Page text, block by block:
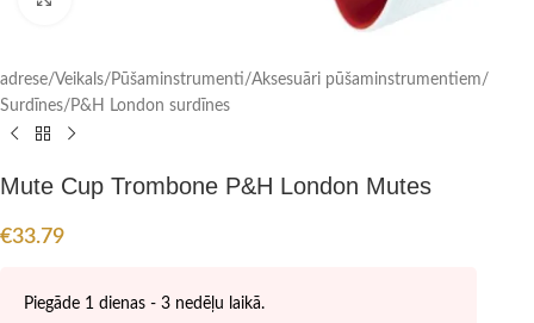
adrese/Veikals/ Pūšaminstrumenti/Aksesuāri pūšaminstrumentiem/
Surdīnes/ P&H London surdīnes
Mute Cup Trombone P&H London Mutes
€33.79
Piegāde 1 dienas - 3 nedēļu laikā.